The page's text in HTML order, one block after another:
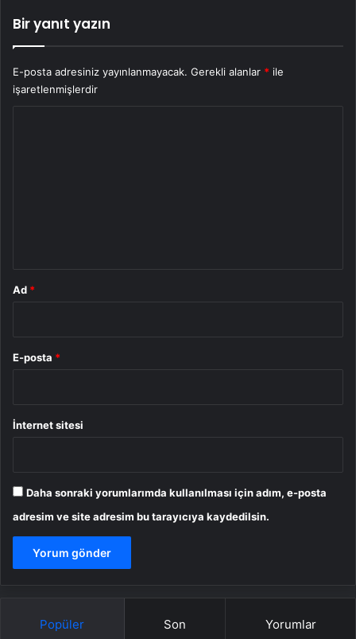
Bir yanıt yazın
E-posta adresiniz yayınlanmayacak. Gerekli alanlar * ile
işaretlenmişlerdir
Ad *
E-posta *
İnternet sitesi
Daha sonraki yorumlarımda kullanılması için adım, e-posta
adresim ve site adresim bu tarayıcıya kaydedilsin.
Popüler Son Yorumlar